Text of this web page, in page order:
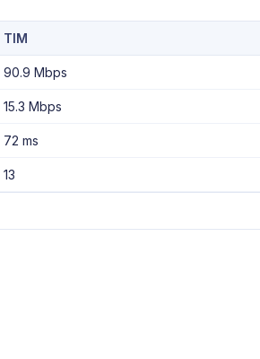
TIM
90.9 Mbps
15.3 Mbps
72 ms
13